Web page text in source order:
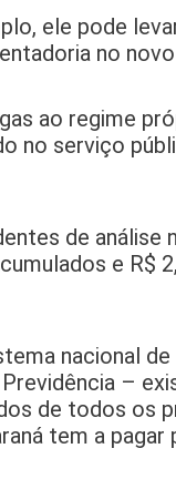
ele pode
no
ao regime
no serviço
de análise
e R$
nacional de
–
de todos os
tem a pagar